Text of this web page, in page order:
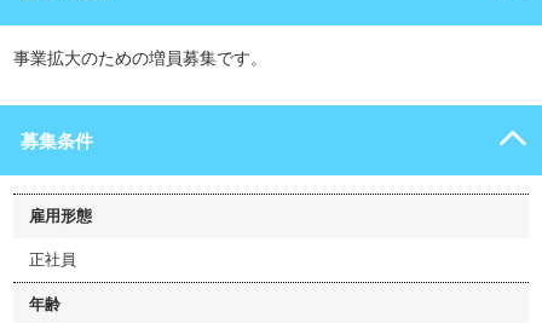
事業拡大のための増員募集です。
募集条件
雇用形態
正社員
年齢